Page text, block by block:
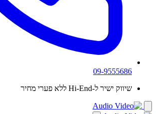
09-9555686
שיווק ישיר ל-Hi-End ללא פערי מחיר